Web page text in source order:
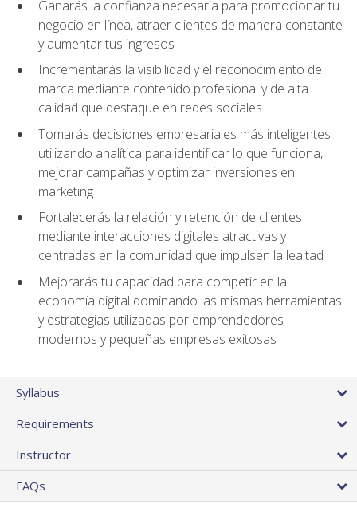
Ganarás la confianza necesaria para promocionar tu
negocio en línea, atraer clientes de manera constante
y aumentar tus ingresos
Incrementarás la visibilidad y el reconocimiento de
marca mediante contenido profesional y de alta
calidad que destaque en redes sociales
Tomarás decisiones empresariales más inteligentes
utilizando analítica para identificar lo que funciona,
mejorar campañas y optimizar inversiones en
marketing
Fortalecerás la relación y retención de clientes
mediante interacciones digitales atractivas y
centradas en la comunidad que impulsen la lealtad
Mejorarás tu capacidad para competir en la
economía digital dominando las mismas herramientas
y estrategias utilizadas por emprendedores
modernos y pequeñas empresas exitosas
Syllabus
Requirements
Instructor
FAQs